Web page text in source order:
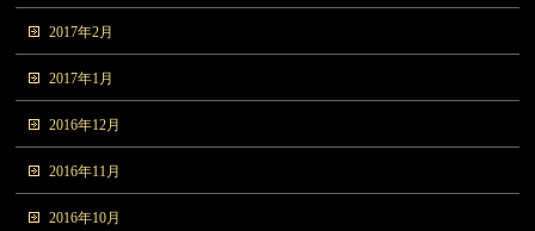
2017年2月
2017年1月
2016年12月
2016年11月
2016年10月